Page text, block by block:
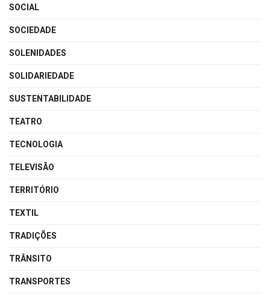
SOCIAL
SOCIEDADE
SOLENIDADES
SOLIDARIEDADE
SUSTENTABILIDADE
TEATRO
TECNOLOGIA
TELEVISÃO
TERRITÓRIO
TEXTIL
TRADIÇÕES
TRÂNSITO
TRANSPORTES